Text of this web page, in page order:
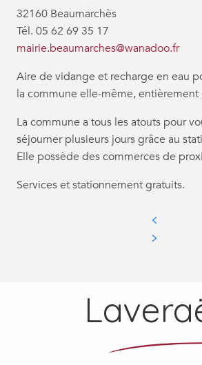
32160 Beaumarchès
Tél. 05 62 69 35 17
mairie.beaumarches@wanadoo.fr
Aire de vidange et recharge en eau
la commune elle-même, entièrement
La commune a tous les atouts pour
séjourner plusieurs jours grâce au
Elle possède des commerces de
Services et stationnement gratuits.